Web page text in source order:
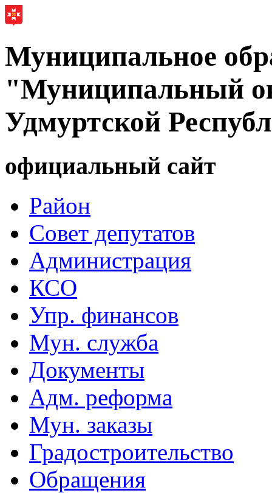
Муниципальное
"Муниципальный
Удмуртской
официальный сайт
Район
Совет депутатов
Администрация
КСО
Упр. финансов
Мун. служба
Документы
Адм. реформа
Мун. заказы
Градостроительство
Обращения